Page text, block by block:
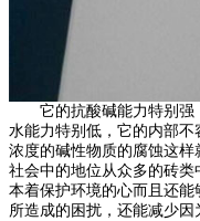
它的抗酸碱能力特别强
水能力特别低，它的内部
浓度的碱性物质的腐蚀这
社会中的地位从众多的砖
本着保护环境的心而且还能
所造成的困扰，还能减少